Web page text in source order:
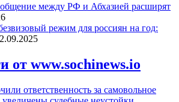
между РФ и Абхазией расширят
режим для россиян на год:
от www.sochinews.io
ответственность за самовольное